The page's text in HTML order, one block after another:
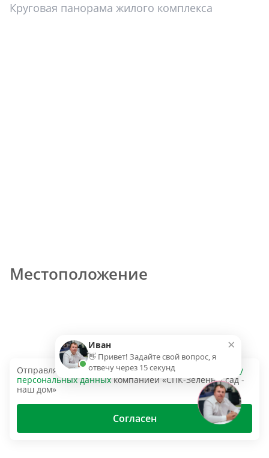
Круговая панорама жилого комплекса
Местоположение
Отправляя эту форму, вы даёте согласие на
обработку
персональных данныхкомпанией «СПК-Зеленый сад -
наш дом»
Согласен
×
Иван
👋 Привет! Задайте свой вопрос, я
отвечу через 15 секунд